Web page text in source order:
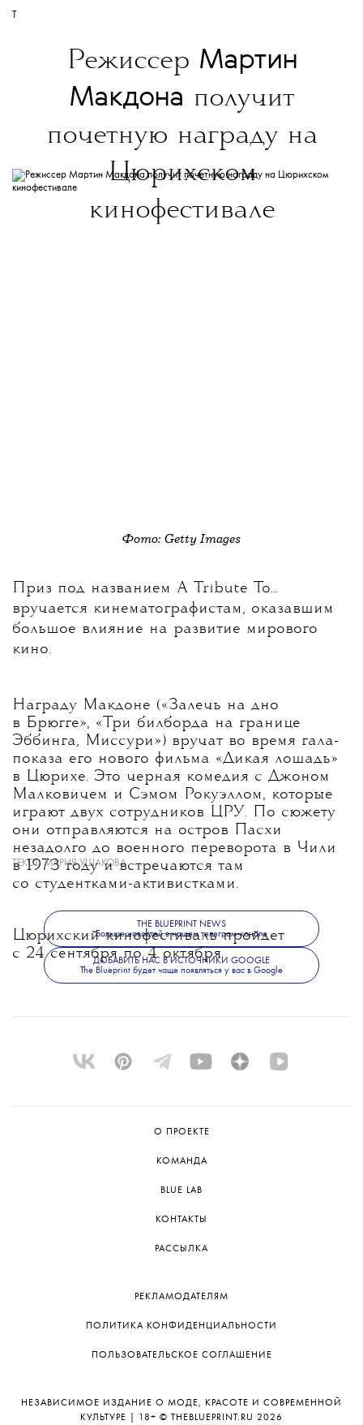
T
Режиссер Мартин
Макдона получит
почетную награду на
Цюрихском
кинофестивале
Фото: Getty Images
Приз под названием A Tribute To...
вручается кинематографистам, оказавшим
большое влияние на развитие мирового
кино.
Награду Макдоне («Залечь на дно
в Брюгге», «Три билборда на границе
Эббинга, Миссури») вручат во время гала-
показа его нового фильма «Дикая лошадь»
в Цюрихе. Это черная комедия с Джоном
Малковичем и Сэмом Рокуэллом, которые
играют двух сотрудников ЦРУ. По сюжету
они отправляются на остров Пасхи
незадолго до военного переворота в Чили
в 1973 году и встречаются там
со студентками-активистками.
Цюрихский кинофестиваль пройдет
с 24 сентября по 4 октября.
ТЕКСТ:МАРИЯ УШАКОВА
THE BLUEPRINT NEWS
Больше новостей в нашем телеграм-канале
ДОБАВИТЬ НАС В ИСТОЧНИКИ GOOGLE
The Blueprint будет чаще появляться у вас в Google
О ПРОЕКТЕ
КОМАНДА
BLUE LAB
КОНТАКТЫ
РАССЫЛКА
РЕКЛАМОДАТЕЛЯМ
ПОЛИТИКА КОНФИДЕНЦИАЛЬНОСТИ
ПОЛЬЗОВАТЕЛЬСКОЕ СОГЛАШЕНИЕ
НЕЗАВИСИМОЕ ИЗДАНИЕ О МОДЕ, КРАСОТЕ И СОВРЕМЕННОЙ
КУЛЬТУРЕ | 18+ © THEBLUEPRINT.RU 2026